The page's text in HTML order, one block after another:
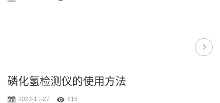
磷化氢检测仪的使用方法
2023-11-27 616